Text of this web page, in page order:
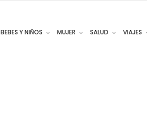
BEBES Y NIÑOS MUJER SALUD
VIAJES